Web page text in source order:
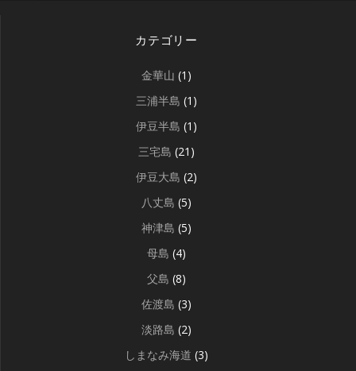
カテゴリー
金華山 (1)
三浦半島 (1)
伊豆半島 (1)
三宅島 (21)
伊豆大島 (2)
八丈島 (5)
神津島 (5)
母島 (4)
父島 (8)
佐渡島 (3)
淡路島 (2)
しまなみ海道 (3)